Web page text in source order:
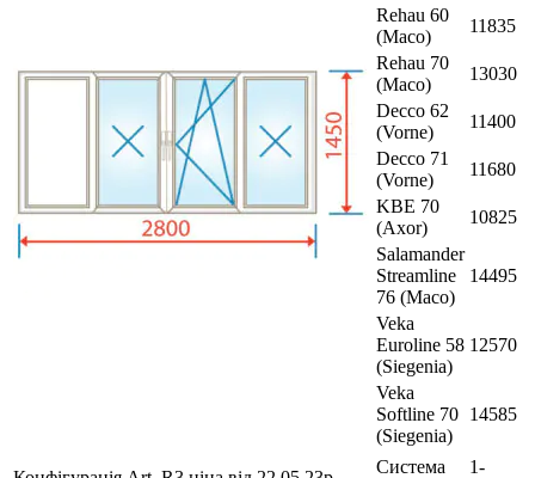
Rehau 60
(Maco)
11835
Rehau 70
(Maco)
13030
Decco 62
(Vorne)
11400
Decco 71
(Vorne)
11680
KBE 70
(Axor)
10825
Salamander
Streamline
76 (Maco)
14495
Veka
Euroline 58
(Siegenia)
12570
Veka
Softline 70
(Siegenia)
14585
Система
1-